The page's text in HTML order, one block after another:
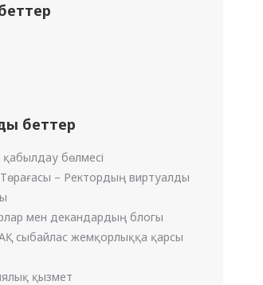
беттер
бөлмесі
– Ректордың виртуалды
мен декандардың блогы
сыбайлас жемқорлыққа қарсы
қызмет